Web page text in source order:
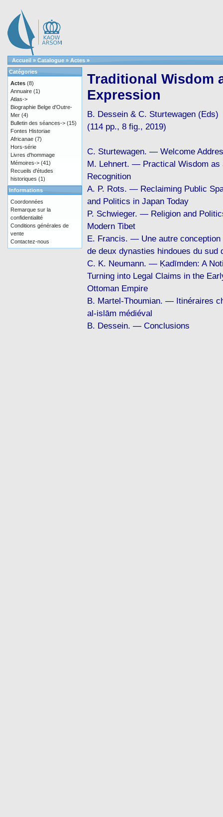
Accueil » Catalogue » Actes »
Traditional Wisdom
Expression
B. Dessein & C. Sturtewagen (Eds)
(114 pp., 8 fig., 2019)
C. Sturtewagen. — Welcome
M. Lehnert. — Practical Wisdom as
Recognition
A. P. Rots. — Reclaiming Public
and Politics in Japan Today
P. Schwieger. — Religion and
Modern Tibet
E. Francis. — Une autre conception
de deux dynasties hindoues du sud
C. K. Neumann. — Ḳadīmden: A
Turning into Legal Claims in the
Ottoman Empire
B. Martel-Thoumian. — Itinéraires
al-islām médiéval
B. Dessein. — Conclusions
Catégories
Actes (8)
Annuaire (1)
Atlas->
Biographie Belge d'Outre-
Mer (4)
Bulletin des séances-> (15)
Fontes Historiae
Africanae (7)
Hors-série
Livres d'hommage
Mémoires-> (41)
Recueils d'études
historiques (1)
Informations
Coordonnées
Remarque sur la
confidentialité
Conditions générales de
vente
Contactez-nous